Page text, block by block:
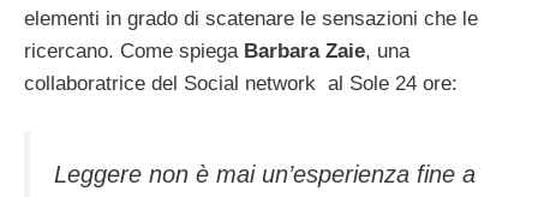
elementi in grado di scatenare le sensazioni che le
ricercano. Come spiegaBarbara Zaie, una
collaboratrice del Social network al Sole 24 ore:
Leggere non è mai un’esperienza fine a